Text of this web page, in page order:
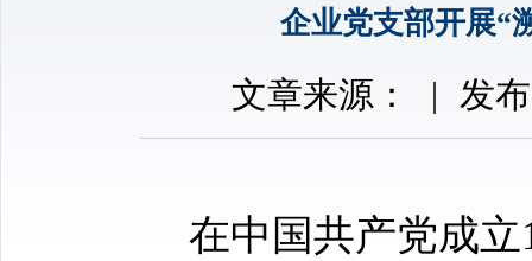
企业党支部开展“
文章来源： | 发
在中国共产党成